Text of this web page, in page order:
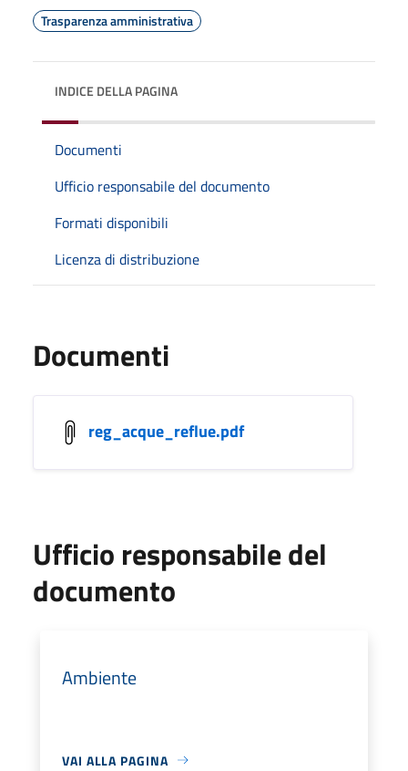
Trasparenza amministrativa
INDICE DELLA PAGINA
Documenti
Ufficio responsabile del documento
Formati disponibili
Licenza di distribuzione
Documenti
reg_acque_reflue.pdf
Ufficio responsabile del
documento
Ambiente
VAI ALLA PAGINA